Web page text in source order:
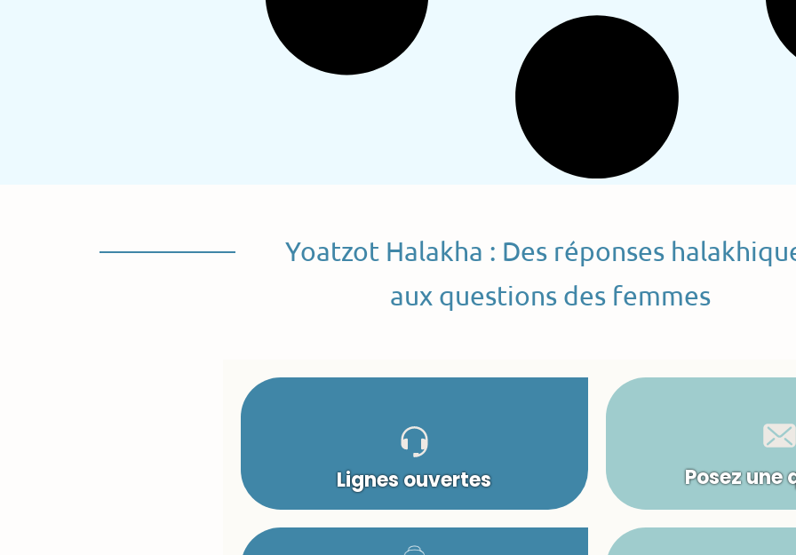
Yoatzot Halakha : Des réponses
aux questions des femmes
Lignes ouvertes Posez une